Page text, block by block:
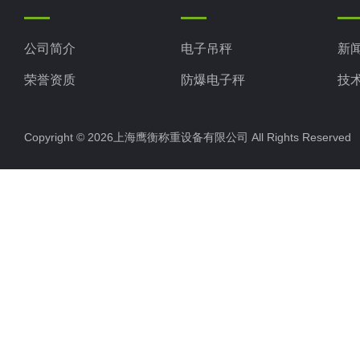
公司简介
荣誉资质
电子吊秤
防爆电子秤
电子汽车衡
电子天平
新
技
Copyright © 2026上海鹰衡称重设备有限公司 All Rights